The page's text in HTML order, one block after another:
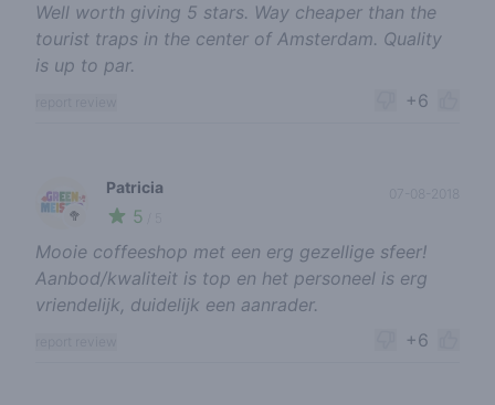
Well worth giving 5 stars. Way cheaper than the
tourist traps in the center of Amsterdam. Quality
is up to par.
+6
🥦
Patricia
5
Mooie coffeeshop met een erg gezellige sfeer!
Aanbod/kwaliteit is top en het personeel is erg
vriendelijk, duidelijk een aanrader.
+6